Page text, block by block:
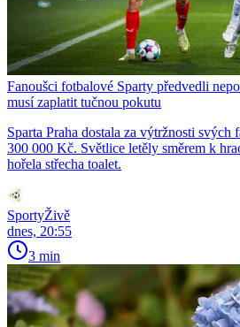
Fanoušci fotbalové Sparty předvedli
musí zaplatit tučnou pokutu
Sparta Praha dostala za výtržnosti svých
300 000 Kč. Světlice letěly směrem k
hořela střecha toalet.
SportyŽivě
dnes, 20:55
3 min